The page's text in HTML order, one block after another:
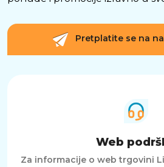
Pretplatite se na
Web
Za informacije o web trgovini